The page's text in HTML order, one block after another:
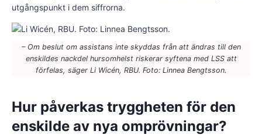
utgångspunkt i dem siffrorna.
– Om beslut om assistans inte skyddas från att ändras till den
enskildes nackdel hursomhelst riskerar syftena med LSS att
förfelas, säger Li Wicén, RBU. Foto: Linnea Bengtsson.
Hur påverkas tryggheten för den
enskilde av nya omprövningar?